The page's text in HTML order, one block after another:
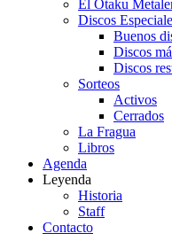
El Otaku
Discos
Buenos
Discos
Discos
Sorteos
Activos
Cerrados
La Fragua
Libros
Agenda
Leyenda
Historia
Staff
Contacto